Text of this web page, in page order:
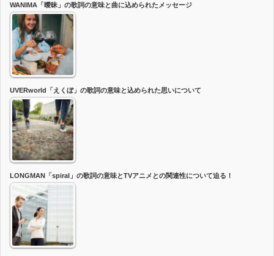
WANIMA「曖昧」の歌詞の意味と曲に込められたメッセージ
UVERworld「えくぼ」の歌詞の意味と込められた思いについて
LONGMAN「spiral」の歌詞の意味とTVアニメとの関連性について迫る！